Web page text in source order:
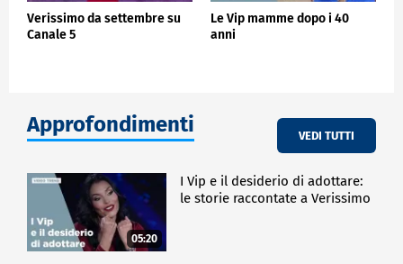
Verissimo da settembre su
Canale 5
Le Vip mamme dopo i 40
anni
Approfondimenti VEDI TUTTI
05:20
I Vip e il desiderio di adottare:
le storie raccontate a Verissimo